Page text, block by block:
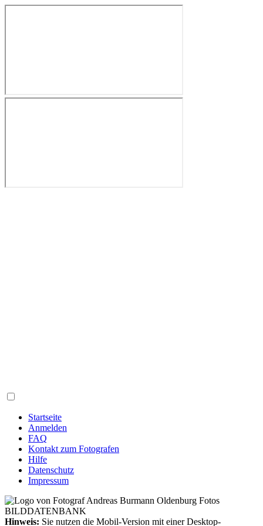
Startseite
Anmelden
FAQ
Kontakt zum Fotografen
Hilfe
Datenschutz
Impressum
Hinweis: Sie nutzen die Mobil-Version mit einer Desktop-